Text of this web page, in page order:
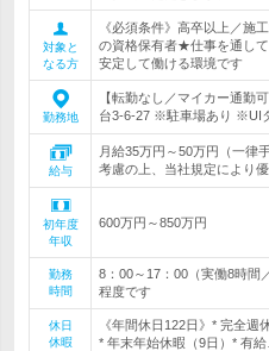
対象と
なる方
《必須条件》高卒以上／施
の資格保有者★仕事を通し
安定して働ける環境です
勤務地
【転勤なし／マイカー通勤
台3-6-27 ※駐車場あり ※UI
給与
月給35万円～50万円（一律
考慮の上、当社規定により
初年度
年収
600万円～850万円
勤務
時間
8：00～17：00（実働8時間
程度です
休日
休暇
《年間休日122日》* 完全週
* 年末年始休暇（9日）* 有給